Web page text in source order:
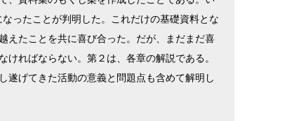
ったことが判明した。これだけの基礎資料とな
えたことを共に喜び合った。だが、まだまだ喜
ればならない。第２は、各章の解説である。
遂げてきた活動の意義と問題点も含めて解明し